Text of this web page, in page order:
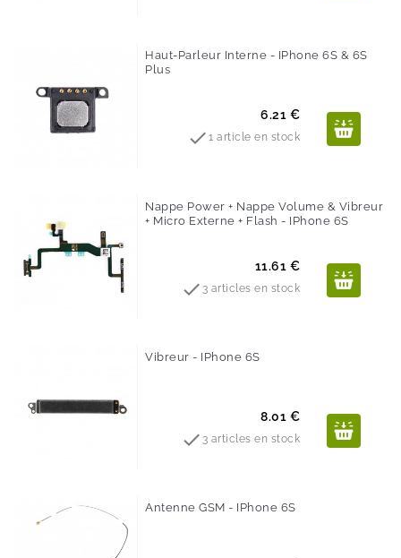
Haut-Parleur Interne - IPhone 6S & 6S
Plus
Prix
6.21 €
1 article en stock
Nappe Power + Nappe Volume & Vibreur
+ Micro Externe + Flash - IPhone 6S
Prix
11.61 €
 3 articles en stock
Vibreur - IPhone 6S
Prix
8.01 €
 3 articles en stock
Antenne GSM - IPhone 6S